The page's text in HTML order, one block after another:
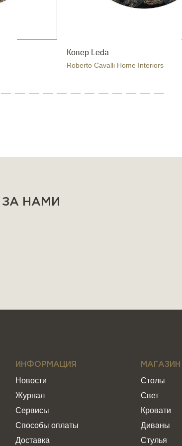
Ковер Leda
Roberto Cavalli Home Interiors
НАМИ
ИНФОРМАЦИЯ
Новости
Журнал
Сервисы
Способы оплаты
Доставка
МАГАЗИН
Столы
Свет
Кровати
Диваны
Стулья